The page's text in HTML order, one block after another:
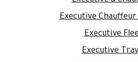
Executive
Executive
Executive